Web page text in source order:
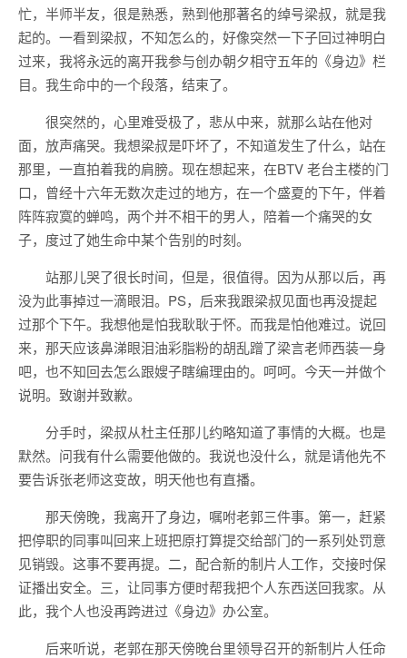
忙，半师半友，很是熟悉，熟到他那著名的绰号梁叔，就是我
起的。一看到梁叔，不知怎么的，好像突然一下子回过神明白
过来，我将永远的离开我参与创办朝夕相守五年的《身边》栏
目。我生命中的一个段落，结束了。
很突然的，心里难受极了，悲从中来，就那么站在他对
面，放声痛哭。我想梁叔是吓坏了，不知道发生了什么，站在
那里，一直拍着我的肩膀。现在想起来，在BTV 老台主楼的门
口，曾经十六年无数次走过的地方，在一个盛夏的下午，伴着
阵阵寂寞的蝉鸣，两个并不相干的男人，陪着一个痛哭的女
子，度过了她生命中某个告别的时刻。
站那儿哭了很长时间，但是，很值得。因为从那以后，再
没为此事掉过一滴眼泪。PS，后来我跟梁叔见面也再没提起
过那个下午。我想他是怕我耿耿于怀。而我是怕他难过。说回
来，那天应该鼻涕眼泪油彩脂粉的胡乱蹭了梁言老师西装一身
吧，也不知回去怎么跟嫂子瞎编理由的。呵呵。今天一并做个
说明。致谢并致歉。
分手时，梁叔从杜主任那儿约略知道了事情的大概。也是
默然。问我有什么需要他做的。我说也没什么，就是请他先不
要告诉张老师这变故，明天他也有直播。
那天傍晚，我离开了身边，嘱咐老郭三件事。第一，赶紧
把停职的同事叫回来上班把原打算提交给部门的一系列处罚意
见销毁。这事不要再提。二，配合新的制片人工作，交接时保
证播出安全。三，让同事方便时帮我把个人东西送回我家。从
此，我个人也没再跨进过《身边》办公室。
后来听说，老郭在那天傍晚台里领导召开的新制片人任命